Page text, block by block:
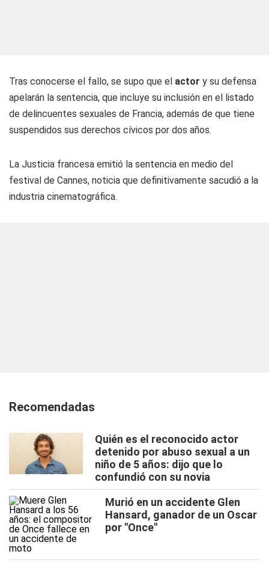
Tras conocerse el fallo, se supo que el actor y su defensa
apelarán la sentencia, que incluye su inclusión en el listado
de delincuentes sexuales de Francia, además de que tiene
suspendidos sus derechos cívicos por dos años.
La Justicia francesa emitió la sentencia en medio del
festival de Cannes, noticia que definitivamente sacudió a la
industria cinematográfica.
Recomendadas
Quién es el reconocido actor
detenido por abuso sexual a un
niño de 5 años: dijo que lo
confundió con su novia
Murió en un accidente Glen
Hansard, ganador de un Oscar
por "Once"